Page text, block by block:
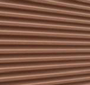
Current (max) 230 mA Plate